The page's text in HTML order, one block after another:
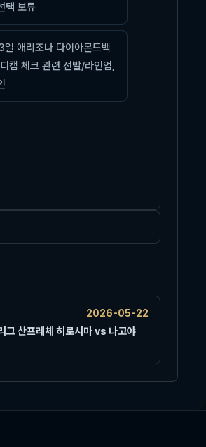
택 보류
애리조나 다이아몬드백
캡 체크 관련 선발/라인업,
2026-05-22
산프레체 히로시마 vs 나고야